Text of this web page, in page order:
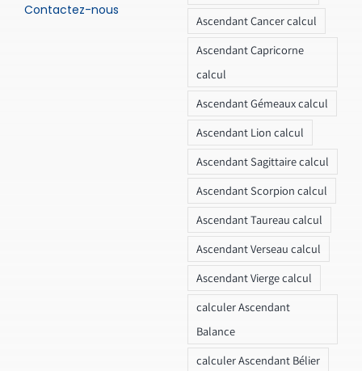
Contactez-nous
Ascendant Cancer calcul
Ascendant Capricorne
calcul
Ascendant Gémeaux calcul
Ascendant Lion calcul
Ascendant Sagittaire calcul
Ascendant Scorpion calcul
Ascendant Taureau calcul
Ascendant Verseau calcul
Ascendant Vierge calcul
calculer Ascendant
Balance
calculer Ascendant Bélier